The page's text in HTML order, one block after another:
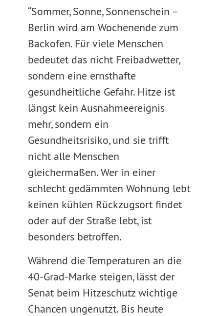
“Sommer, Sonne, Sonnenschein –
Berlin wird am Wochenende zum
Backofen. Für viele Menschen
bedeutet das nicht Freibadwetter,
sondern eine ernsthafte
gesundheitliche Gefahr. Hitze ist
längst kein Ausnahmeereignis
mehr, sondern ein
Gesundheitsrisiko, und sie trifft
nicht alle Menschen
gleichermaßen. Wer in einer
schlecht gedämmten Wohnung lebt,
keinen kühlen Rückzugsort findet
oder auf der Straße lebt, ist
besonders betroffen.
Während die Temperaturen an die
40-Grad-Marke steigen, lässt der
Senat beim Hitzeschutz wichtige
Chancen ungenutzt. Bis heute